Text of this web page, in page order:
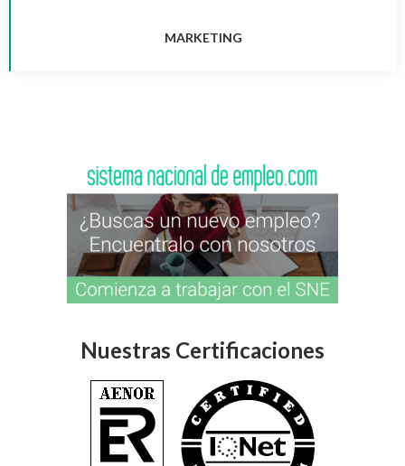
MARKETING
Nuestras Certificaciones